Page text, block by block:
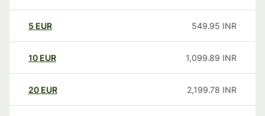
5 EUR 549.95 INR
10 EUR 1,099.89 INR
20 EUR 2,199.78 INR